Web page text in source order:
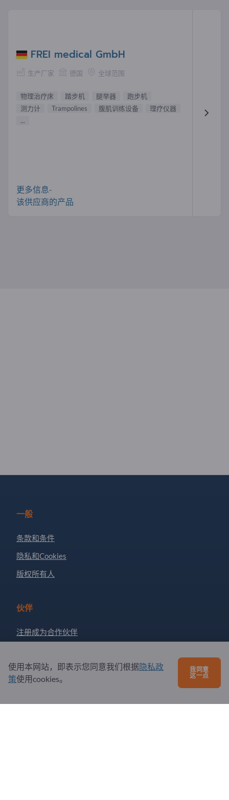
FREI medical GmbH
生产厂家 德国 全球范围
物理治疗床 踏步机 腿举器
跑步机
测力计
Trampolines 腹肌训练设备
理疗仪器
...
更多信息-
该供应商的产品
一般
条款和条件
隐私和Cookies
版权所有人
伙伴
注册成为合作伙伴
有问题吗？
使用本网站，即表示您同意我们根据隐私政
策使用cookies。
我同意
这一点